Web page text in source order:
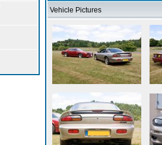
Vehicle Pictures